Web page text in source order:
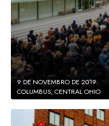
9 DE NOVEMBRO DE 2019
COLUMBUS, CENTRAL OHIO